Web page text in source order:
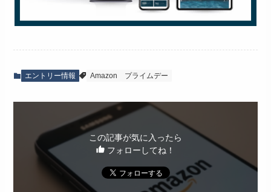
エントリー情報 Amazon プライムデー
この記事が気に入ったら
フォローしてね！